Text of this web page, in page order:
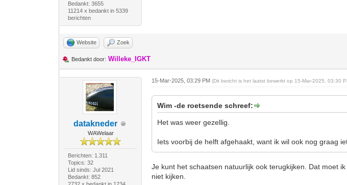
Bedankt: 3655
11214 x bedankt in 5339
berichten
Website Zoek
Bedankt door: Willeke_IGKT
datakneder
WAWelaar
Berichten: 1.311
Topics: 32
Lid sinds: Jul 2021
Bedankt: 852
15-Mar-2025, 03:29 PM(Dit bericht is het laatst bewerkt op 15-Mar-2025, 03:30
Wim -de roetsende schreef:
Het was weer gezellig.
Iets voorbij de helft afgehaakt, want ik wil ook nog graag
Je kunt het schaatsen natuurlijk ook terugkijken. Dat moet
niet kijken.